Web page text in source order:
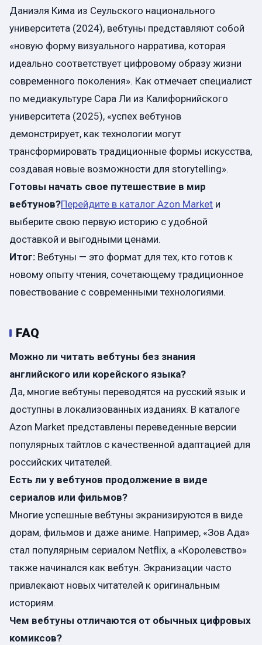
Даниэля Кима из Сеульского национального
университета (2024), вебтуны представляют собой
«новую форму визуального нарратива, которая
идеально соответствует цифровому образу жизни
современного поколения». Как отмечает специалист
по медиакультуре Сара Ли из Калифорнийского
университета (2025), «успех вебтунов
демонстрирует, как технологии могут
трансформировать традиционные формы искусства,
создавая новые возможности для storytelling».
Готовы начать свое путешествие в мир
вебтунов?Перейдите в каталог Azon Market и
выберите свою первую историю с удобной
доставкой и выгодными ценами.
Итог: Вебтуны — это формат для тех, кто готов к
новому опыту чтения, сочетающему традиционное
повествование с современными технологиями.
FAQ
Можно ли читать вебтуны без знания
английского или корейского языка?
Да, многие вебтуны переводятся на русский язык и
доступны в локализованных изданиях. В каталоге
Azon Market представлены переведенные версии
популярных тайтлов с качественной адаптацией для
российских читателей.
Есть ли у вебтунов продолжение в виде
сериалов или фильмов?
Многие успешные вебтуны экранизируются в виде
дорам, фильмов и даже аниме. Например, «Зов Ада»
стал популярным сериалом Netflix, а «Королевство»
также начинался как вебтун. Экранизации часто
привлекают новых читателей к оригинальным
историям.
Чем вебтуны отличаются от обычных цифровых
комиксов?